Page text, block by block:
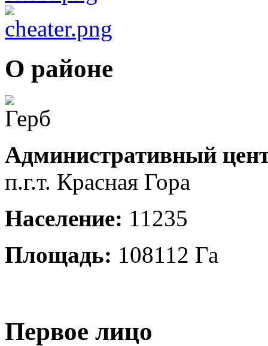
О районе
Административный
п.г.т. Красная Гора
Население: 11235
Площадь: 108112 Га
Первое лицо